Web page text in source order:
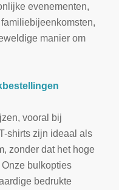
evenementen,
manier om
vooral bij
shirts zijn ideaal als
zonder dat het hoge
bulkopties
bedrukte